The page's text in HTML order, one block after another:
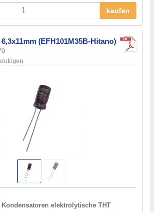
kaufen
6,3x11mm (EFH101M35B-Hitano)
Kondensatoren elektrolytische THT